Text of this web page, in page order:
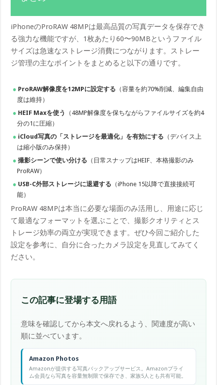
iPhoneのProRAW 48MPは最高品質の写真データを保存でき
る強力な機能ですが、1枚あたり60〜90MBというファイル
サイズは急速なストレージ消費につながります。ストレー
ジ管理の主なポイントをまとめると以下の通りです。
ProRAW解像度を12MPに設定する （容量を約70%削減、編集自由
度は維持）
HEIF Maxを使う
（48MP解像度を保ちながらファイルサイズを約4
分の1に圧縮）
iCloud写真の「ストレージを最適化」を有効にする （デバイス上
は縮小版のみ保持）
撮影シーンで使い分ける （日常スナップはHEIF、本格撮影のみ
ProRAW）
USB-C外部ストレージに退避する （iPhone 15以降で直接接続可
能）
ProRAW 48MPは本当に必要な場面のみ活用し、用途に応じ
て最適なフォーマットを選ぶことで、撮影クオリティとス
トレージ効率の両立が実現できます。ぜひ今回ご紹介した
設定を参考に、自分に合ったカメラ設定を見直してみてく
ださい。
この記事に登場する用語
意味を確認してから本文へ戻れるよう、関連度が高い
順に並べています。
Amazon Photos
Amazonが提供する写真バックアップサービス。Amazonプライ
ム会員なら写真を容量無制限で保存でき、家族5人とも共有可能。